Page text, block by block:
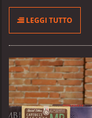
LEGGI TUTTO